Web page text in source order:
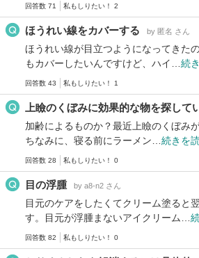
回答数 71 私もしりたい！ 2
ほうれい線をカバーする by 匿名 さん
ほうれい線が目立つようになってきた
もカバーしたいんですけど、ハイ… 続
回答数 43 私もしりたい！ 1
上瞼のくぼみに効果的な物を探して
加齢によるものか？最近上瞼のくぼみ
ちなみに、寝る前にラーメン… 続きを
回答数 28 私もしりたい！ 0
目の浮腫 by a8-n2 さん
目元のケアをしたくてクリーム塗ると
す。目元が浮腫まないアイクリーム…
回答数 82 私もしりたい！ 0